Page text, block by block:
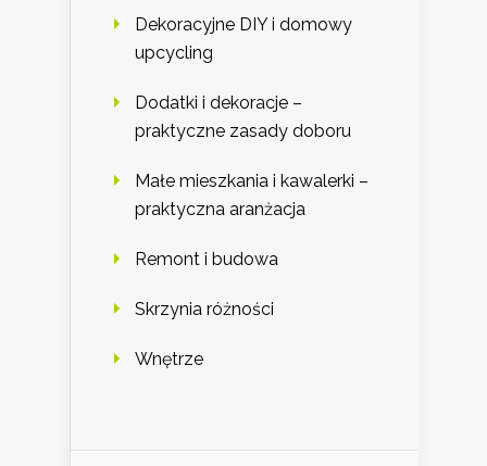
Dekoracyjne DIY i domowy
upcycling
Dodatki i dekoracje –
praktyczne zasady doboru
Małe mieszkania i kawalerki –
praktyczna aranżacja
Remont i budowa
Skrzynia różności
Wnętrze